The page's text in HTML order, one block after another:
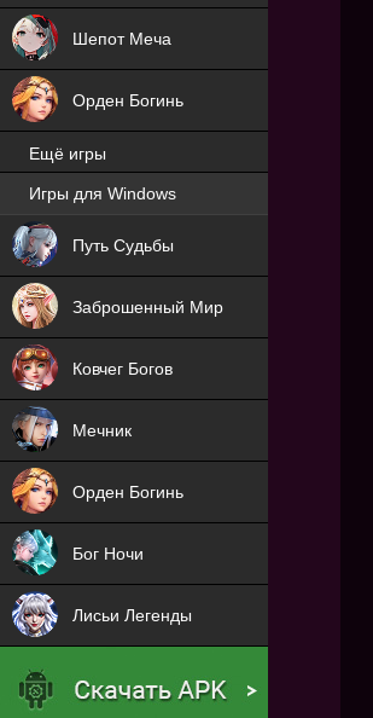
Шепот Меча
Орден Богинь
Ещё игры
Игры для Windows
Путь Судьбы
Заброшенный Мир
NEW
Ковчег Богов
Мечник
Орден Богинь
Бог Ночи
Лисьи Легенды